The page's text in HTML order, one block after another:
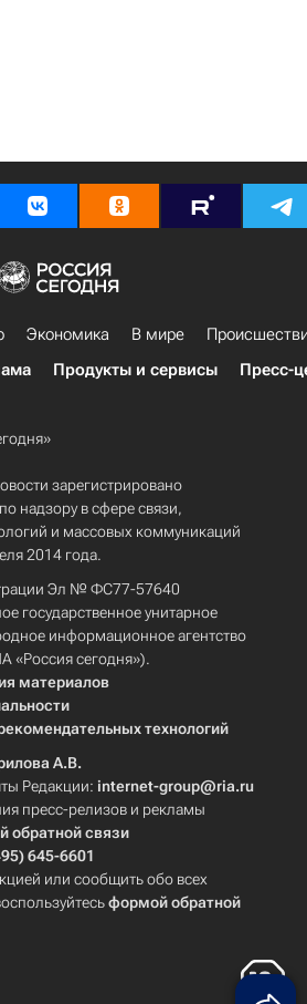
Экономика В мире
Продукты и сервисы Пресс-
зарегистрировано
надзору в сфере связи,
и массовых коммуникаций
2014 года.
Эл № ФС77-57640
государственное унитарное
информационное агентство
«Россия сегодня»).
материалов
технологий
А.В.
Редакции: internet-group@ria.ru
пресс-релизов и рекламы
обратной связи
645-6601
или сообщить обо всех
формой обратной